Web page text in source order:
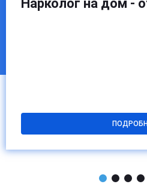
Нарколог на дом -